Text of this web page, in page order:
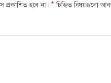
প্রকাশিত হবে না। * চিহ্নিত বিষয়গুলো